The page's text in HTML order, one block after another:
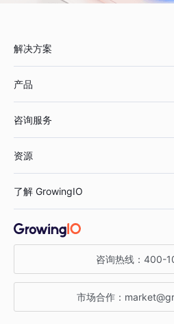
解决方案
鞋服行业
汽车行业
金融行业
产品
智能运营
获客分析
咨询服务
资源
增长公开课
增长博客
了解 GrowingIO
关于 GrowingIO
增长大会
咨询热线： 400-
市场合作：